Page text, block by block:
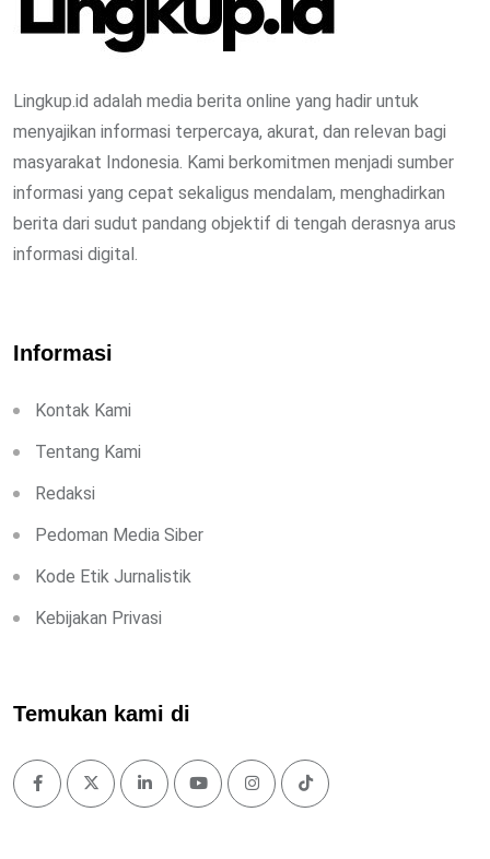
Lingkup.id adalah media berita online yang hadir untuk
menyajikan informasi terpercaya, akurat, dan relevan bagi
masyarakat Indonesia. Kami berkomitmen menjadi sumber
informasi yang cepat sekaligus mendalam, menghadirkan
berita dari sudut pandang objektif di tengah derasnya arus
informasi digital.
Informasi
Kontak Kami
Tentang Kami
Redaksi
Pedoman Media Siber
Kode Etik Jurnalistik
Kebijakan Privasi
Temukan kami di